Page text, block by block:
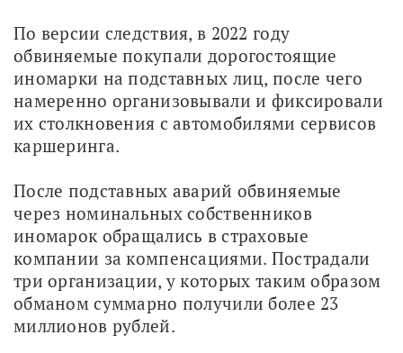
По версии следствия, в 2022 году
обвиняемые покупали дорогостоящие
иномарки на подставных лиц, после чего
намеренно организовывали и фиксировали
их столкновения с автомобилями сервисов
каршеринга.
После подставных аварий обвиняемые
через номинальных собственников
иномарок обращались в страховые
компании за компенсациями. Пострадали
три организации, у которых таким образом
обманом суммарно получили более 23
миллионов рублей.